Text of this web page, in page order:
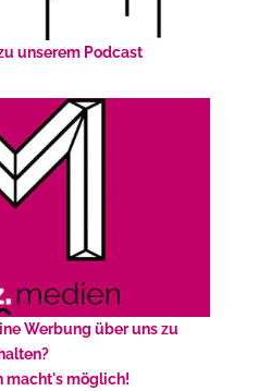
unserem Podcast
Werbung über uns zu
macht's möglich!